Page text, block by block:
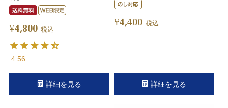
¥4,800 税込
4.56
詳細を見る
¥4,400 税込
詳細を見る